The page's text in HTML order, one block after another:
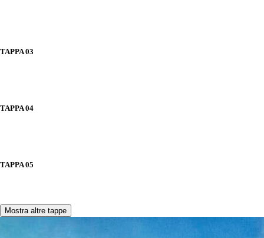
TAPPA 03
TAPPA 04
TAPPA 05
Mostra altre tappe